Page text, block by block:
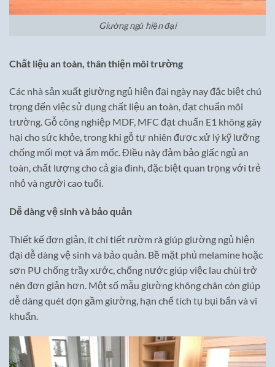
Giường ngủ hiện đại
Chất liệu an toàn, thân thiện môi trường
Các nhà sản xuất giường ngủ hiện đại ngày nay đặc biệt chú
trọng đến việc sử dụng chất liệu an toàn, đạt chuẩn môi
trường. Gỗ công nghiệp MDF, MFC đạt chuẩn E1 không gây
hại cho sức khỏe, trong khi gỗ tự nhiên được xử lý kỹ lưỡng
chống mối mọt và ẩm mốc. Điều này đảm bảo giấc ngủ an
toàn, chất lượng cho cả gia đình, đặc biệt quan trọng với trẻ
nhỏ và người cao tuổi.
Dễ dàng vệ sinh và bảo quản
Thiết kế đơn giản, ít chi tiết rườm rà giúp giường ngủ hiện
đại dễ dàng vệ sinh và bảo quản. Bề mặt phủ melamine hoặc
sơn PU chống trầy xước, chống nước giúp việc lau chùi trở
nên đơn giản hơn. Một số mẫu giường không chân còn giúp
dễ dàng quét dọn gầm giường, hạn chế tích tụ bụi bẩn và vi
khuẩn.